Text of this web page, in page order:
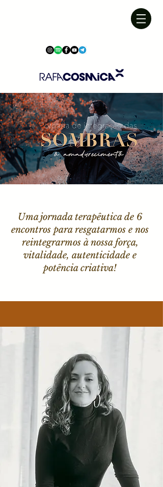
Uma jornada terapêutica de 6
encontros para resgatarmos e nos
reintegrarmos à nossa força,
vitalidade, autenticidade e
potência criativa!